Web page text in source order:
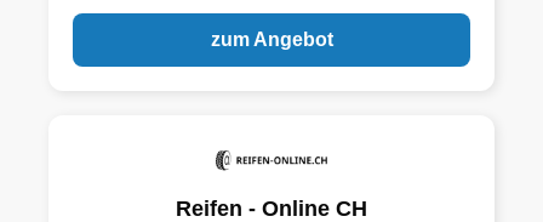
zum Angebot
Reifen - Online CH